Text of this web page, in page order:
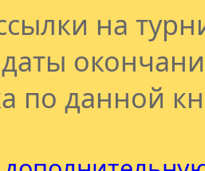
на
по данной